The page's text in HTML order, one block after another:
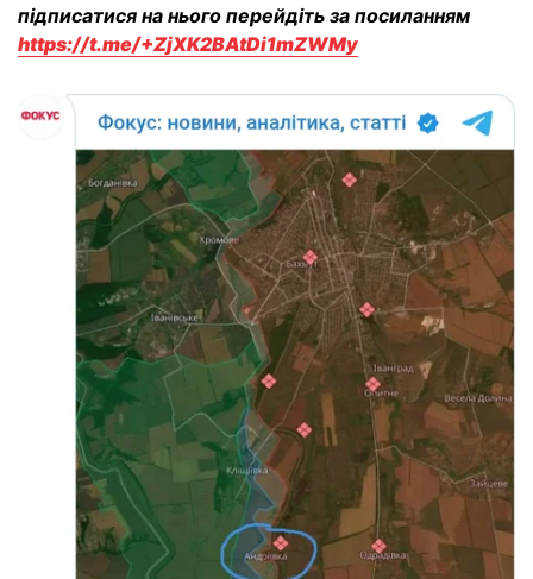
підписатися на нього перейдіть за посиланням
https://t.me/+ZjXK2BAtDi1mZWMy